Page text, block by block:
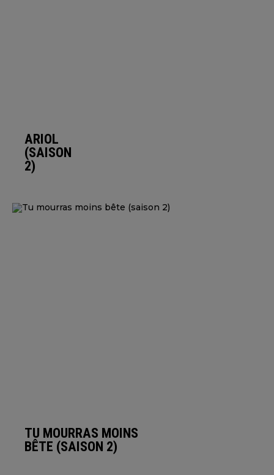
ARIOL
(SAISON
2)
TU MOURRAS MOINS
BÊTE (SAISON 2)